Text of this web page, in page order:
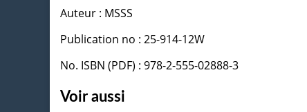
Auteur : MSSS
Publication no : 25-914-12W
No. ISBN (PDF) : 978-2-555-02888-3
Voir aussi